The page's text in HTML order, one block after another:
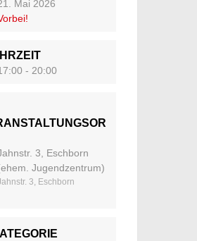
Mai 2026
- 20:00
3, Eschborn
Jugendzentrum)
3, Eschborn